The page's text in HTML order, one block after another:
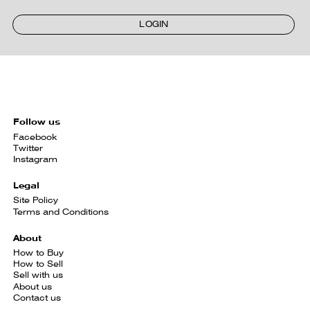
LOGIN
Follow us
Facebook
Twitter
Instagram
Legal
Site Policy
Terms and Conditions
About
How to Buy
How to Sell
Sell with us
About us
Contact us